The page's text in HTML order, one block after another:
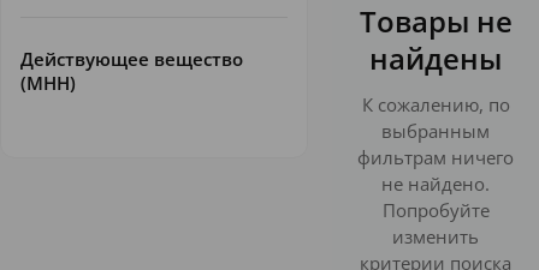
Действующее вещество
(МНН)
Товары не
найдены
К сожалению, по
выбранным
фильтрам ничего
не найдено.
Попробуйте
изменить
критерии поиска